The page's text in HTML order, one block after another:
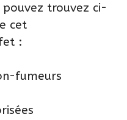
trouvez ci-
cet
:
fumeurs